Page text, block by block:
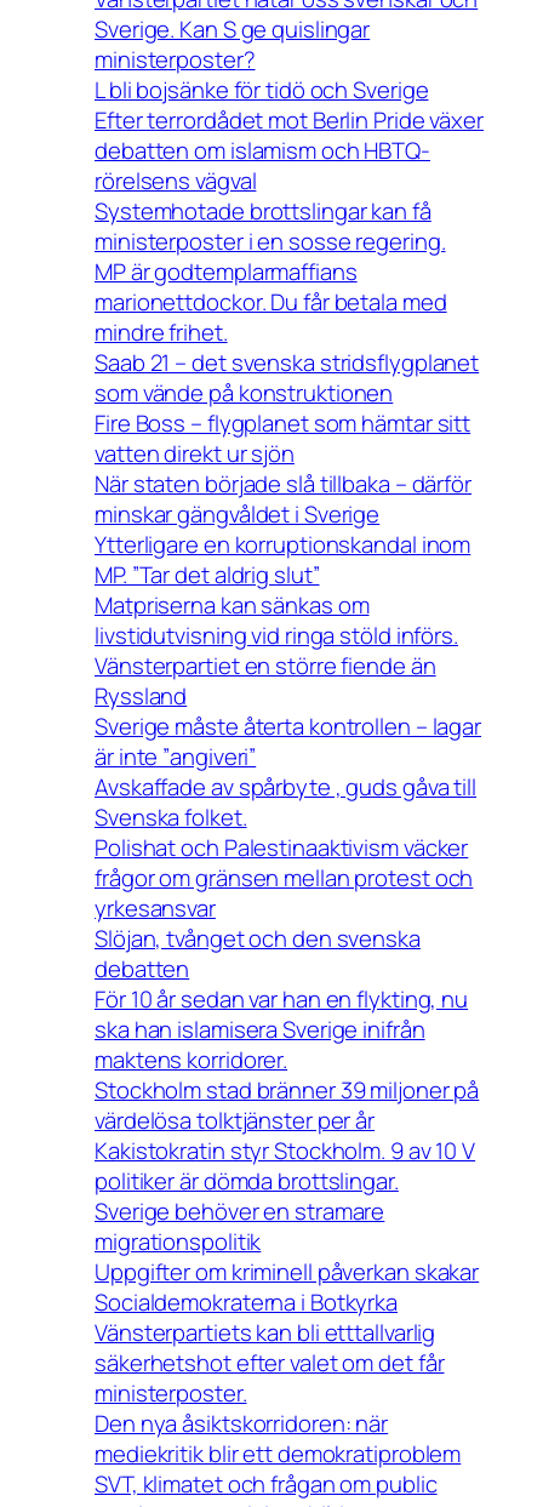
Sverige. Kan S ge quislingar
ministerposter?
L bli bojsänke för tidö och Sverige
Efter terrordådet mot Berlin Pride växer
debatten om islamism och HBTQ-
rörelsens vägval
Systemhotade brottslingar kan få
ministerposter i en sosse regering.
MP är godtemplarmaffians
marionettdockor. Du får betala med
mindre frihet.
Saab 21 – det svenska stridsflygplanet
som vände på konstruktionen
Fire Boss – flygplanet som hämtar sitt
vatten direkt ur sjön
När staten började slå tillbaka – därför
minskar gängvåldet i Sverige
Ytterligare en korruptionskandal inom
MP. ”Tar det aldrig slut”
Matpriserna kan sänkas om
livstidutvisning vid ringa stöld införs.
Vänsterpartiet en större fiende än
Ryssland
Sverige måste återta kontrollen – lagar
är inte ”angiveri”
Avskaffade av spårbyte , guds gåva till
Svenska folket.
Polishat och Palestinaaktivism väcker
frågor om gränsen mellan protest och
yrkesansvar
Slöjan, tvånget och den svenska
debatten
För 10 år sedan var han en flykting, nu
ska han islamisera Sverige inifrån
maktens korridorer.
Stockholm stad bränner 39 miljoner på
värdelösa tolktjänster per år
Kakistokratin styr Stockholm. 9 av 10 V
politiker är dömda brottslingar.
Sverige behöver en stramare
migrationspolitik
Uppgifter om kriminell påverkan skakar
Socialdemokraterna i Botkyrka
Vänsterpartiets kan bli etttallvarlig
säkerhetshot efter valet om det får
ministerposter.
Den nya åsiktskorridoren: när
mediekritik blir ett demokratiproblem
SVT, klimatet och frågan om public